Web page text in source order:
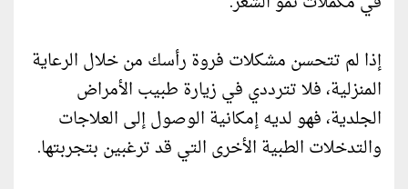
إذا لم تتحسن مشكلات فروة رأسك من خلال الرعاية
المنزلية، فلا تترددي في زيارة طبيب الأمراض
الجلدية، فهو لديه إمكانية الوصول إلى العلاجات
والتدخلات الطبية الأخرى التي قد ترغبين بتجربتها.